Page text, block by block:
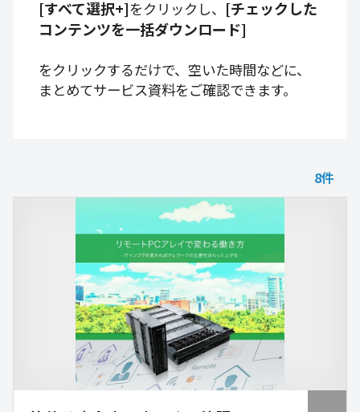
[すべて選択+]をクリックし、 [チェックした
コンテンツを一括ダウンロード]
をクリックするだけで、空いた時間などに、
まとめてサービス資料をご確認できます。
8件